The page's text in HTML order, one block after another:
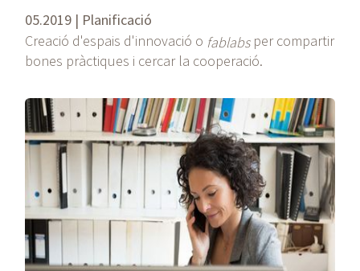
05.2019 | Planificació
Creació d'espais d'innovació o fablabsper compartir
bones pràctiques i cercar la cooperació.